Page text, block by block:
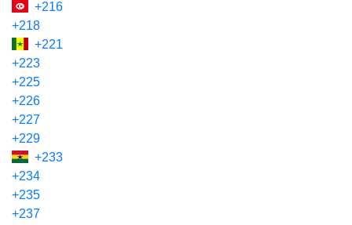
+216
+218
+221
+223
+225
+226
+227
+229
+233
+234
+235
+237